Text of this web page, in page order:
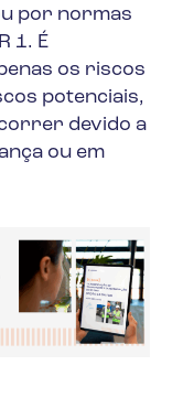
por normas
1. É
os riscos
potenciais,
devido a
ou em